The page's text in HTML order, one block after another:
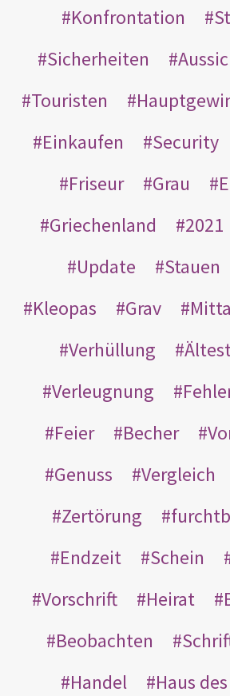
Konfrontation
Sicherheiten
Touristen
Einkaufen
Security
Friseur
Grau
Griechenland
2021
Update
Stauen
Kleopas
Grav
Verhüllung
Verleugnung
Feier
Becher
Genuss
Vergleich
Zertörung
Endzeit
Schein
Vorschrift
Heirat
Beobachten
Handel
Haus